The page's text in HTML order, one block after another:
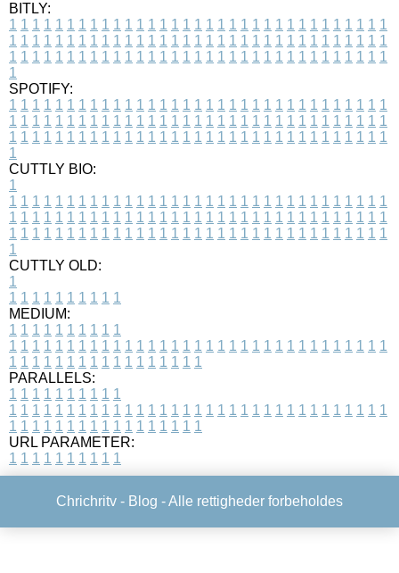
BITLY:
1 1 1 1 1 1 1 1 1 1 1 1 1 1 1 1 1 1 1 1 1 1 1 1 1 1 1 1 1 1 1 1 1
1 1 1 1 1 1 1 1 1 1 1 1 1 1 1 1 1 1 1 1 1 1 1 1 1 1 1 1 1 1 1 1 1
1 1 1 1 1 1 1 1 1 1 1 1 1 1 1 1 1 1 1 1 1 1 1 1 1 1 1 1 1 1 1 1 1
1
SPOTIFY:
1 1 1 1 1 1 1 1 1 1 1 1 1 1 1 1 1 1 1 1 1 1 1 1 1 1 1 1 1 1 1 1 1
1 1 1 1 1 1 1 1 1 1 1 1 1 1 1 1 1 1 1 1 1 1 1 1 1 1 1 1 1 1 1 1 1
1 1 1 1 1 1 1 1 1 1 1 1 1 1 1 1 1 1 1 1 1 1 1 1 1 1 1 1 1 1 1 1 1
1
CUTTLY BIO:
1
1 1 1 1 1 1 1 1 1 1 1 1 1 1 1 1 1 1 1 1 1 1 1 1 1 1 1 1 1 1 1 1 1
1 1 1 1 1 1 1 1 1 1 1 1 1 1 1 1 1 1 1 1 1 1 1 1 1 1 1 1 1 1 1 1 1
1 1 1 1 1 1 1 1 1 1 1 1 1 1 1 1 1 1 1 1 1 1 1 1 1 1 1 1 1 1 1 1 1
1
CUTTLY OLD:
1
1 1 1 1 1 1 1 1 1 1
MEDIUM:
1 1 1 1 1 1 1 1 1 1
1 1 1 1 1 1 1 1 1 1 1 1 1 1 1 1 1 1 1 1 1 1 1 1 1 1 1 1 1 1 1 1 1
1 1 1 1 1 1 1 1 1 1 1 1 1 1 1 1 1
PARALLELS:
1 1 1 1 1 1 1 1 1 1
1 1 1 1 1 1 1 1 1 1 1 1 1 1 1 1 1 1 1 1 1 1 1 1 1 1 1 1 1 1 1 1 1
1 1 1 1 1 1 1 1 1 1 1 1 1 1 1 1 1
URL PARAMETER:
1 1 1 1 1 1 1 1 1 1
Chrichritv - Blog - Alle rettigheder forbeholdes